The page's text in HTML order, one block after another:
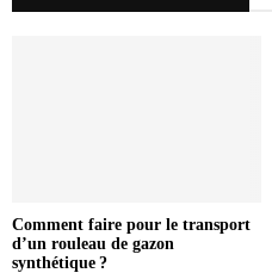
Comment faire pour le transport
d’un rouleau de gazon
synthétique ?